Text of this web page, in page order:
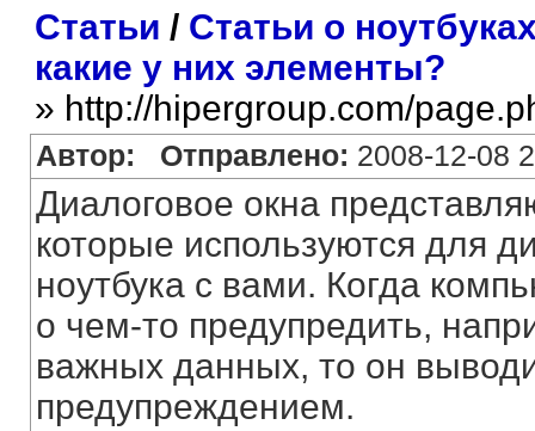
Статьи / Статьи о
какие у них элементы?
» http://hipergroup.com/
Автор: Отправлено: 2008-12-08
Диалоговое окна
которые используются для
ноутбука с вами. Когда
о чем-то предупредить,
важных данных, то он
предупреждением.